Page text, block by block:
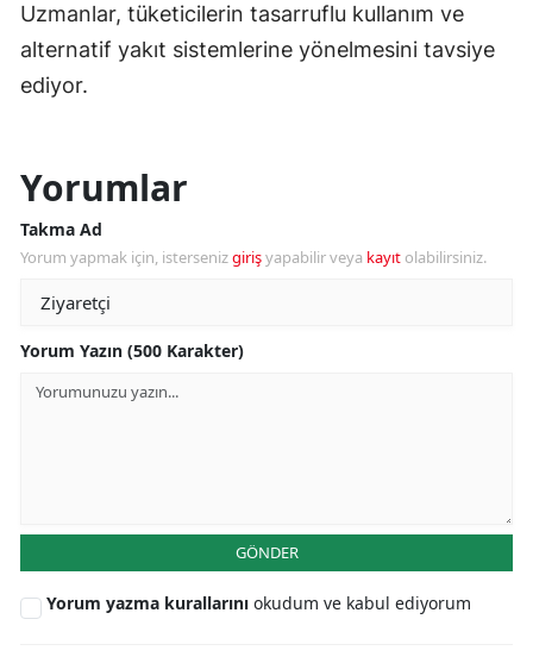
Uzmanlar, tüketicilerin tasarruflu kullanım ve
alternatif yakıt sistemlerine yönelmesini tavsiye
ediyor.
Yorumlar
Takma Ad
Yorum yapmak için, istersenizgirişyapabilir veya kayıt olabilirsiniz.
Yorum Yazın (500 Karakter)
GÖNDER
Yorum yazma kurallarını okudum ve kabul ediyorum